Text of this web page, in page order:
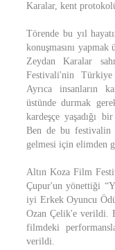
Karalar, kent
Törende bu yıl
konuşmasını
Zeydan Karalar
Festivali'nin Türkiye
Ayrıca insanların
üstünde durmak
kardeşçe yaşadığı
Ben de bu festivalin
gelmesi için elimden
Altın Koza Film
Çupur'un yönettiği
iyi Erkek Oyuncu
Ozan Çelik'e verildi.
filmdeki
verildi.